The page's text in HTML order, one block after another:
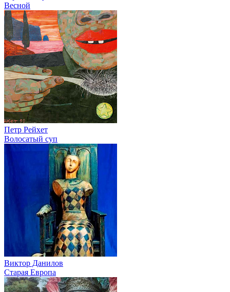
Весной
Петр Рейхет
Волосатый суп
Виктор Данилов
Старая Европа